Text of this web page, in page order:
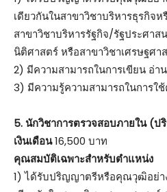
เดียวกันในสาขาวิชาบริหารธุรกิจ
สาขาวิชาบริหารรัฐกิจ/รัฐประศาส
นิติศาสตร์ หรือสาขาวิชาเศรษฐศ
2) มีความสามารถในการเขียน อ่า
3) มีความรู้ความสามารถในการใ
5. นักวิชาการตรวจสอบภายใน (
เงินเดือน16,500 บาท
คุณสมบัติเฉพาะสำหรับตำแหน่ง
1) ได้รับปริญญาตรีหรือคุณวุฒิอย่า